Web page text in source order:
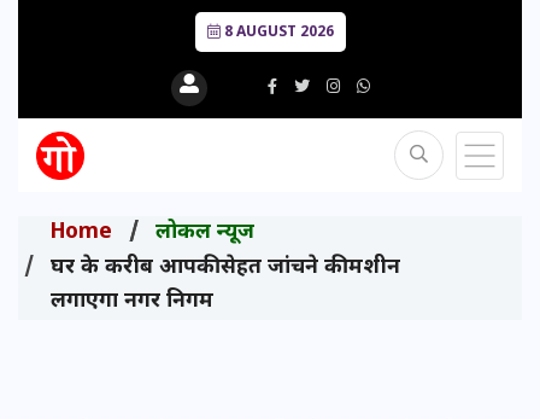
8 AUGUST 2026
Home
लोकल न्यूज
घर के करीब आपकी सेहत जांचने की मशीन
लगाएगा नगर निगम